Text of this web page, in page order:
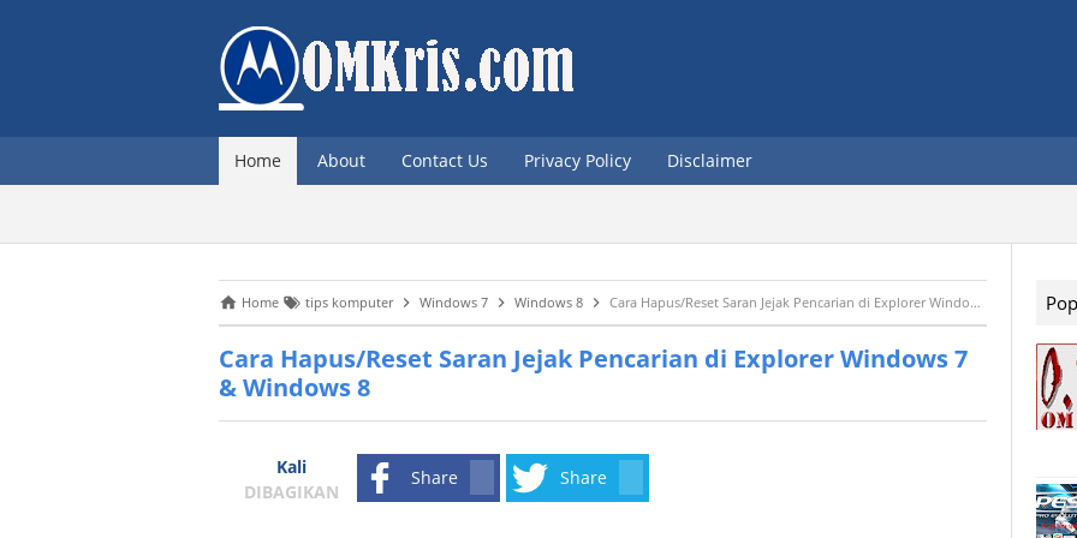
Home About Contact Us Privacy Policy Disclaimer
Home tips komputer Windows 7 Windows 8 Cara Hapus/Reset Saran Jejak Pencarian di Explorer Windows 7 & Windows 8
Cara Hapus/Reset Saran Jejak Pencarian di Explorer Windows 7
& Windows 8
Kali
DIBAGIKAN
Share Share